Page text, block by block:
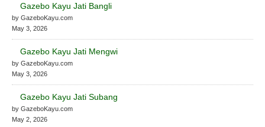
Gazebo Kayu Jati Bangli
by GazeboKayu.com
May 3, 2026
Gazebo Kayu Jati Mengwi
by GazeboKayu.com
May 3, 2026
Gazebo Kayu Jati Subang
by GazeboKayu.com
May 2, 2026